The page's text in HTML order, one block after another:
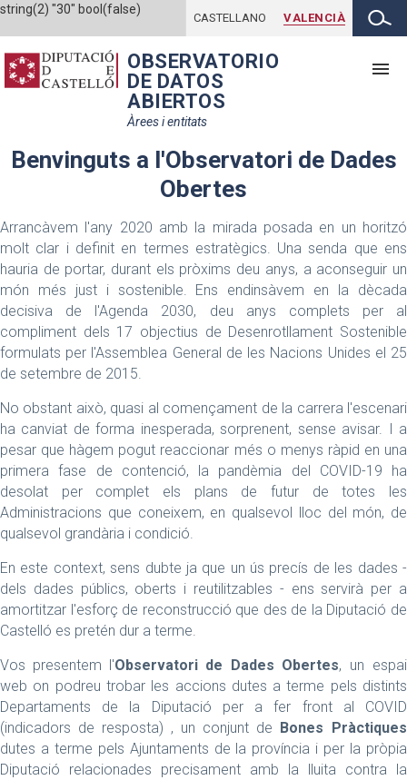
OBSERVATORIO
DE DATOS
ABIERTOS
Àrees i entitats
CASTELLANO VALENCIÀ
string(2) "30" bool(false)
Benvinguts a l'Observatori de Dades
Obertes
Arrancàvem l'any 2020 amb la mirada posada en un horitzó
molt clar i definit en termes estratègics. Una senda que ens
hauria de portar, durant els pròxims deu anys, a aconseguir un
món més just i sostenible. Ens endinsàvem en la dècada
decisiva de l'Agenda 2030, deu anys complets per al
compliment dels 17 objectius de Desenrotllament Sostenible
formulats per l'Assemblea General de les Nacions Unides el 25
de setembre de 2015.
No obstant això, quasi al començament de la carrera l'escenari
ha canviat de forma inesperada, sorprenent, sense avisar. I a
pesar que hàgem pogut reaccionar més o menys ràpid en una
primera fase de contenció, la pandèmia del COVID-19 ha
desolat per complet els plans de futur de totes les
Administracions que coneixem, en qualsevol lloc del món, de
qualsevol grandària i condició.
En este context, sens dubte ja que un ús precís de les dades -
dels dades públics, oberts i reutilitzables - ens servirà per a
amortitzar l'esforç de reconstrucció que des de la Diputació de
Castelló es pretén dur a terme.
Vos presentem l'Observatori de Dades Obertes, un espai
web on podreu trobar les accions dutes a terme pels distints
Departaments de la Diputació per a fer front al COVID
(indicadors de resposta) , un conjunt de Bones Pràctiques
dutes a terme pels Ajuntaments de la província i per la pròpia
Diputació relacionades precisament amb la lluita contra la